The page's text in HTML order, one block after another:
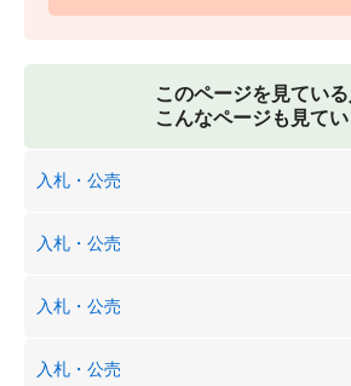
このページを見てい
こんなページも見て
入札・公売
入札・公売
入札・公売
入札・公売